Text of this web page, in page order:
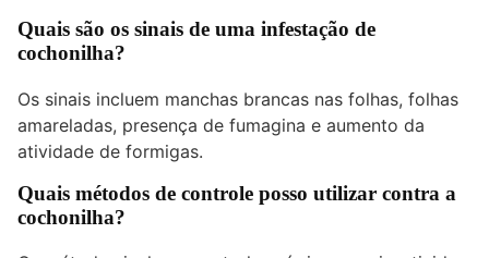
Quais são os sinais de uma infestação de
cochonilha?
Os sinais incluem manchas brancas nas folhas, folhas
amareladas, presença de fumagina e aumento da
atividade de formigas.
Quais métodos de controle posso utilizar contra a
cochonilha?